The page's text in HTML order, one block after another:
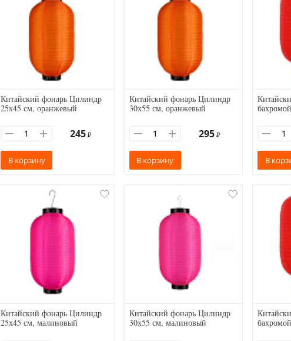
Китайский фонарь Цилиндр
25х45 см, оранжевый
245 ₽
В корзину
Китайский фонарь Цилиндр
30х55 см, оранжевый
295 ₽
В корзину В
Китайский фонарь Цилиндр
25х45 см, малиновый
Китайский фонарь Цилиндр
30х55 см, малиновый